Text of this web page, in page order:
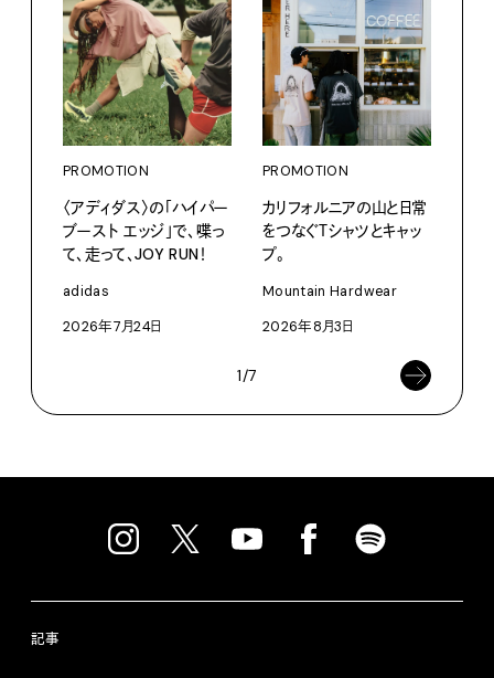
PROMOTION
〈アディダス〉の「ハイパー
ブースト エッジ」で、喋っ
て、走って、JOY RUN！
adidas
2026年7月24日
PROMOTION
カリフォルニアの山と日常
をつなぐＴシャツとキャッ
プ。
Mountain Hardwear
2026年8月3日
1/7
記事